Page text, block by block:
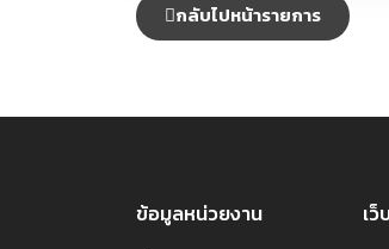
กลับไปหน้ารายการ
ข้อมูลหน่วยงาน เว็